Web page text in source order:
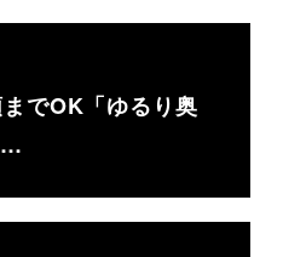
までOK「ゆるり奥
…